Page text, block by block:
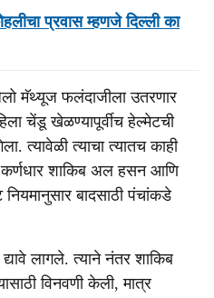
प्रवास म्हणजे दिल्ली का
मॅथ्यूज फलंदाजीला उतरणार
चेंडू खेळण्यापूर्वीच हेल्मेटची
त्यावेळी त्याचा त्यातच काही
शाकिब अल हसन आणि
बादसाठी पंचांकडे
द्यावे लागले. त्याने नंतर शाकिब
विनवणी केली, मात्र